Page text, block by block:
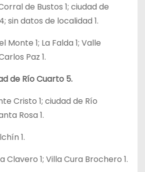
de Bustos 1; ciudad de
sin datos de localidad 1.
Monte 1; La Falda 1; Valle
Paz 1.
de Río Cuarto 5.
Cristo 1; ciudad de Río
Rosa 1.
1.
Clavero 1; Villa Cura Brochero 1.